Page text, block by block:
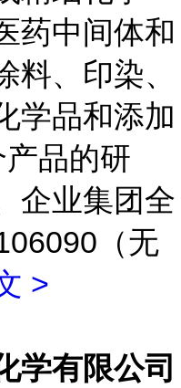
药中间体和
料、印染、
学品和添加
品的研
企业集团全
（无
>
学有限公司